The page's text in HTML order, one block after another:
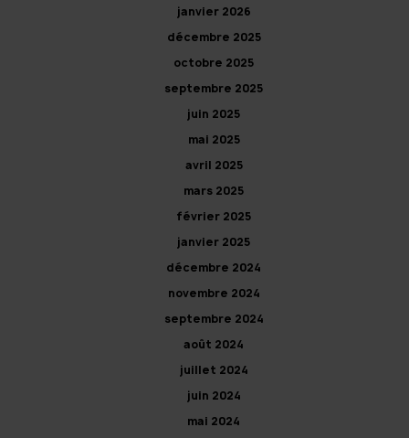
janvier 2026
décembre 2025
octobre 2025
septembre 2025
juin 2025
mai 2025
avril 2025
mars 2025
février 2025
janvier 2025
décembre 2024
novembre 2024
septembre 2024
août 2024
juillet 2024
juin 2024
mai 2024